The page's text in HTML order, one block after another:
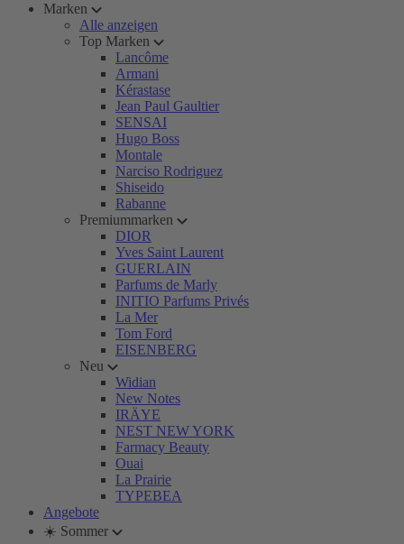
Marken
Alle anzeigen
Top Marken
Lancôme
Armani
Kérastase
Jean Paul Gaultier
SENSAI
Hugo Boss
Montale
Narciso Rodriguez
Shiseido
Rabanne
Premiummarken
DIOR
Yves Saint Laurent
GUERLAIN
Parfums de Marly
INITIO Parfums Privés
La Mer
Tom Ford
EISENBERG
Neu
Widian
New Notes
IRÄYE
NEST NEW YORK
Farmacy Beauty
Ouai
La Prairie
TYPEBEA
Angebote
☀️ Sommer